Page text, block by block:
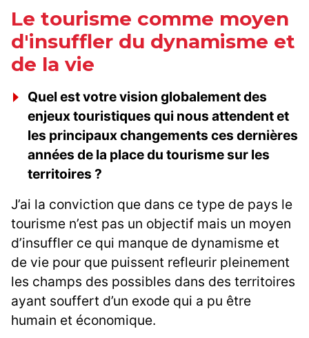
Le tourisme comme moyen
d'insuffler du dynamisme et
de la vie
Quel est votre vision globalement des
enjeux touristiques qui nous attendent et
les principaux changements ces dernières
années de la place du tourisme sur les
territoires ?
J’ai la conviction que dans ce type de pays le
tourisme n’est pas un objectif mais un moyen
d’insuffler ce qui manque de dynamisme et
de vie pour que puissent refleurir pleinement
les champs des possibles dans des territoires
ayant souffert d’un exode qui a pu être
humain et économique.